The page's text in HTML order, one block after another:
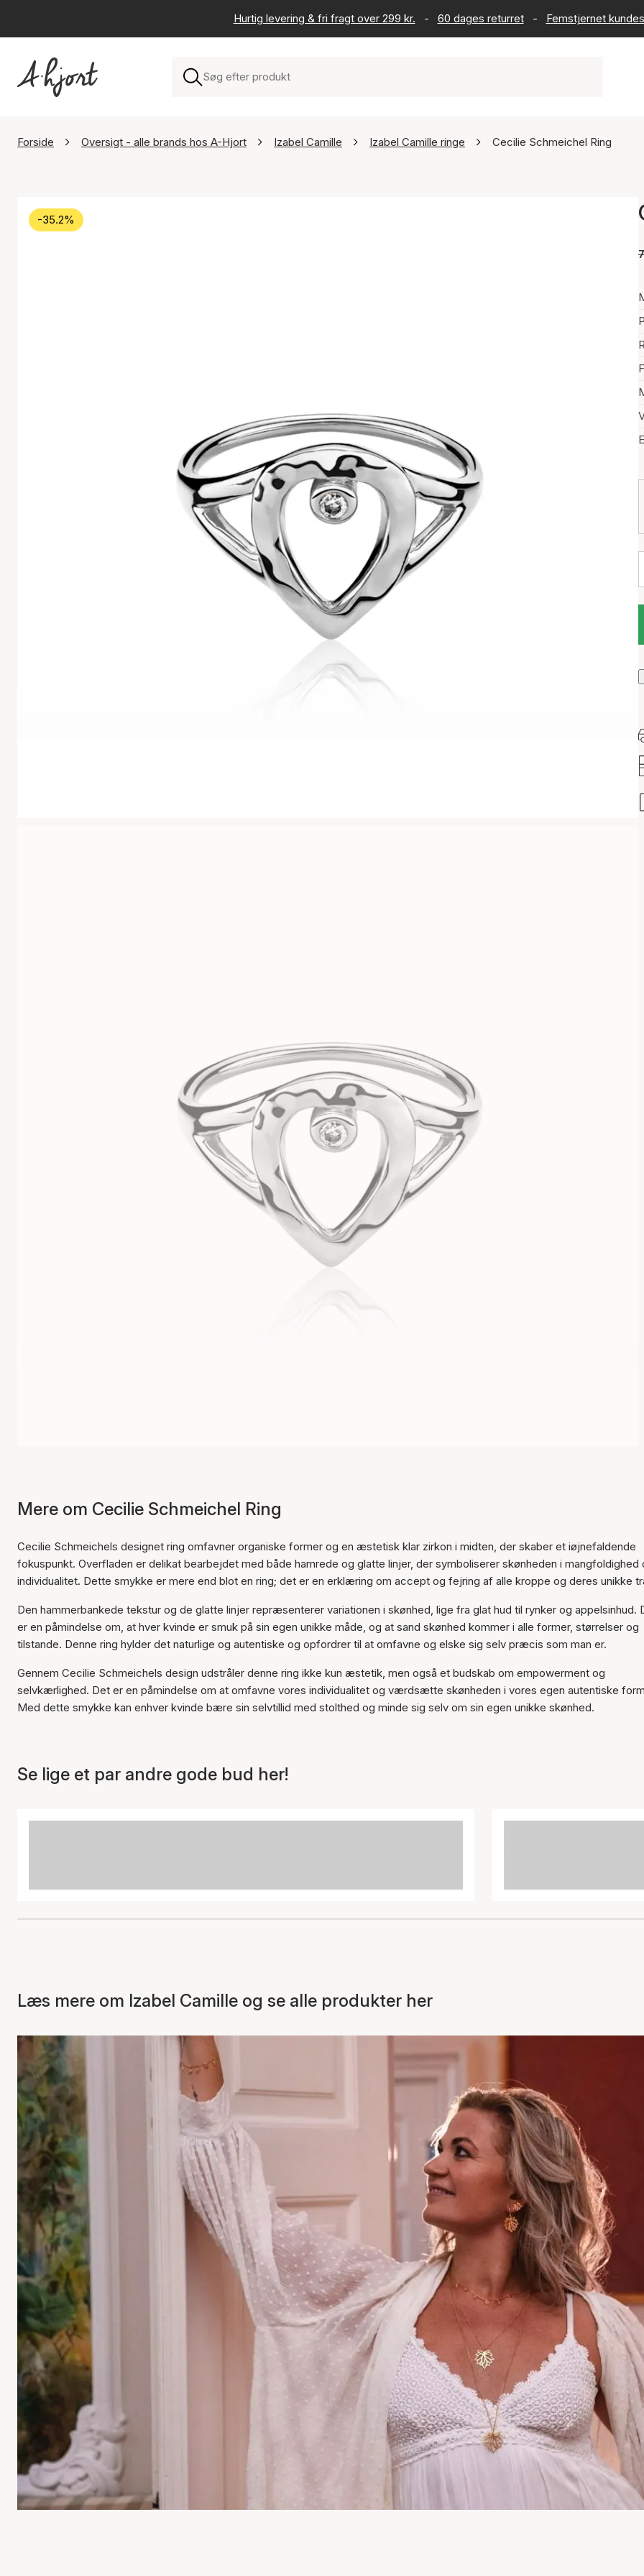
Hurtig levering & fri fragt over 299 kr. - 60 dages returret - Femstjernet
Forside Oversigt - alle brands hos A-Hjort Izabel Camille Izabel Camille ringe Cecilie Schmeichel Ring
-35.2%
Varen er tilføjet til kurven
Mere om Cecilie Schmeichel Ring
Cecilie Schmeichels designet ring omfavner organiske former og en æstetisk klar zirkon i midten, der skaber et iøjnefaldende
fokuspunkt. Overfladen er delikat bearbejdet med både hamrede og glatte linjer, der symboliserer skønheden i mangfoldighed
individualitet. Dette smykke er mere end blot en ring; det er en erklæring om accept og fejring af alle kroppe og deres unikke
Den hammerbankede tekstur og de glatte linjer repræsenterer variationen i skønhed, lige fra glat hud til rynker og appelsinhud.
er en påmindelse om, at hver kvinde er smuk på sin egen unikke måde, og at sand skønhed kommer i alle former, størrelser og
tilstande. Denne ring hylder det naturlige og autentiske og opfordrer til at omfavne og elske sig selv præcis som man er.
Gennem Cecilie Schmeichels design udstråler denne ring ikke kun æstetik, men også et budskab om empowerment og
selvkærlighed. Det er en påmindelse om at omfavne vores individualitet og værdsætte skønheden i vores egen autentiske
Med dette smykke kan enhver kvinde bære sin selvtillid med stolthed og minde sig selv om sin egen unikke skønhed.
Se lige et par andre gode bud her!
Læs mere om Izabel Camille og se alle produkter her